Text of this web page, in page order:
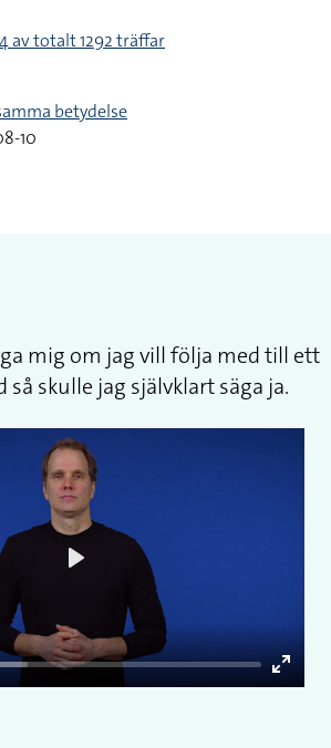
av totalt 1292 träffar
betydelse
10
mig om jag vill följa med till ett
skulle jag självklart säga ja.
Enter